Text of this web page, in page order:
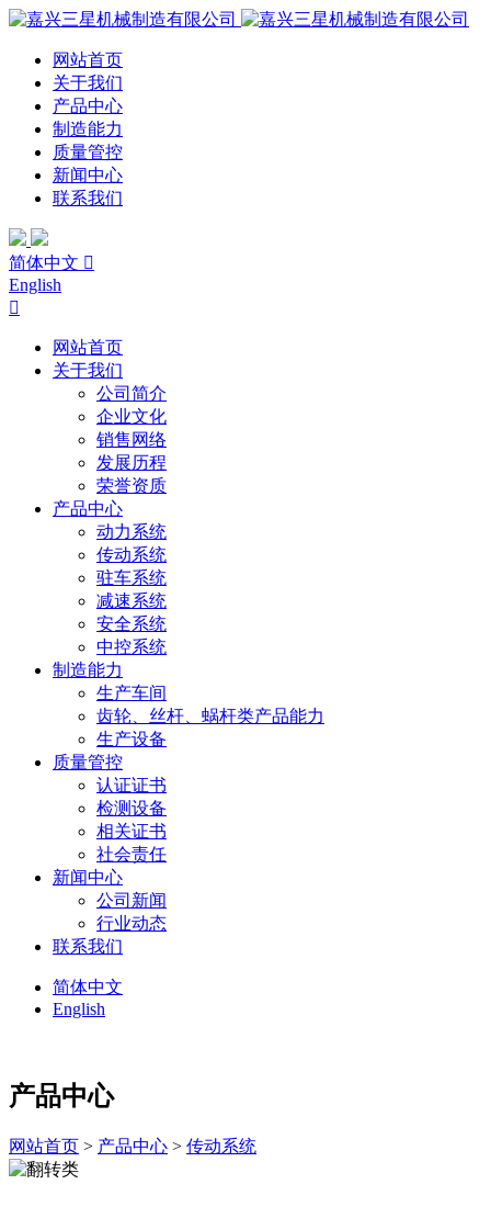
网站首页
关于我们
产品中心
制造能力
质量管控
新闻中心
联系我们
简体中文 
English

网站首页
关于我们
公司简介
企业文化
销售网络
发展历程
荣誉资质
产品中心
动力系统
传动系统
驻车系统
减速系统
安全系统
中控系统
制造能力
生产车间
齿轮、丝杆、蜗杆类产品能力
生产设备
质量管控
认证证书
检测设备
相关证书
社会责任
新闻中心
公司新闻
行业动态
联系我们
简体中文
English
产品中心
网站首页 > 产品中心 > 传动系统